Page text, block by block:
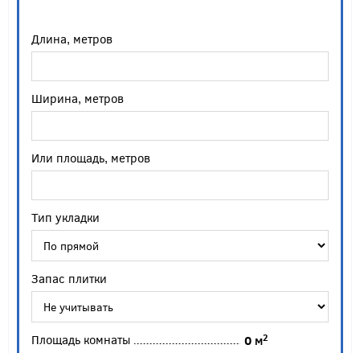
Длина, метров
Ширина, метров
Или площадь, метров
Тип укладки
Запас плитки
Площадь комнаты 0 м2